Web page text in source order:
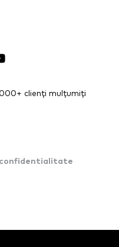
clienți mulțumiți
confidentialitate